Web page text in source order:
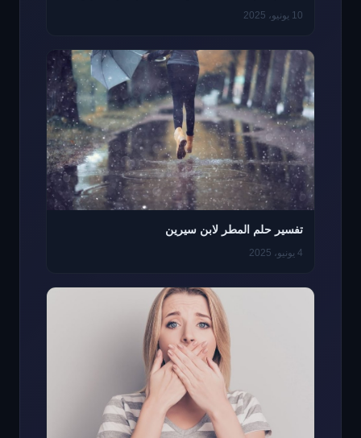
10 يونيو، 2025
تفسير حلم المطر لابن سيرين
4 يونيو، 2025